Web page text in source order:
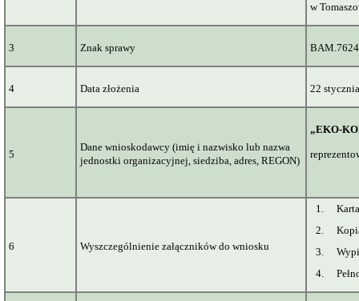
w
3 Znak sprawy
4 Data złożenia 22
5
Dane wnioskodawcy (imię i nazwisko lub nazwa
jednostki organizacyjnej, siedziba, adres, REGON)
„EKO-
6 Wyszczególnienie załączników do wniosku
1.
2.
3.
4.